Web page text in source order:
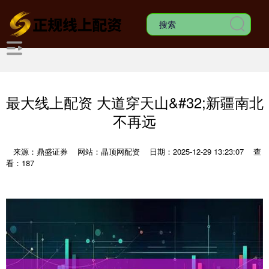
最大线上配资 大道穿天山&#32;新疆南北
不再远
来源：鼎盛证券 网站：晶顶网配资 日期：2025-12-29 13:23:07
查
看：187